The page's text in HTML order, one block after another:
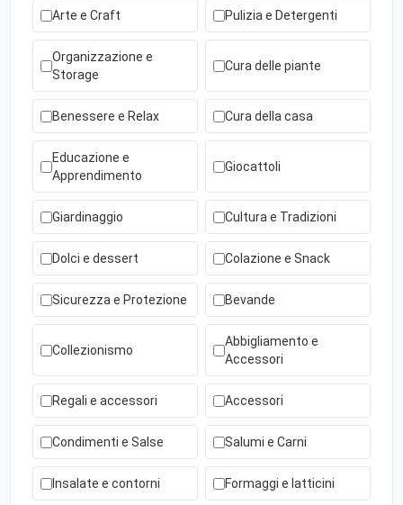
Arte e Craft Pulizia e Detergenti
Organizzazione e
Storage
Cura delle piante
Benessere e Relax Cura della casa
Educazione e
Apprendimento
Giocattoli
Giardinaggio Cultura e Tradizioni
Dolci e dessert Colazione e Snack
Sicurezza e Protezione Bevande
Collezionismo
Abbigliamento e
Accessori
Regali e accessori Accessori
Condimenti e Salse Salumi e Carni
Insalate e contorni Formaggi e latticini